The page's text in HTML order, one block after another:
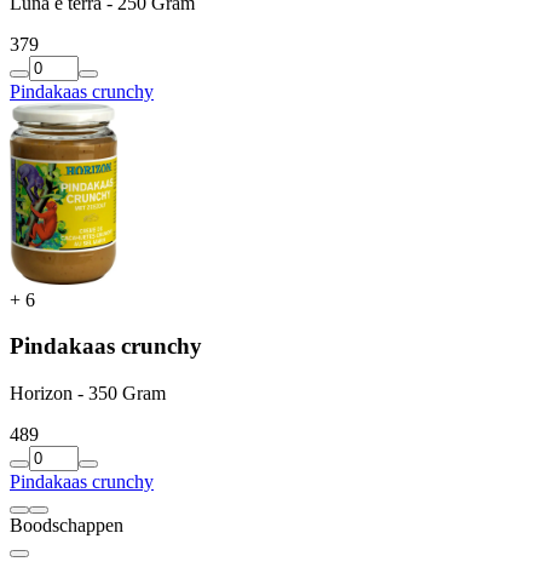
379
Pindakaas crunchy
+ 6
Pindakaas crunchy
Horizon - 350 Gram
489
Pindakaas crunchy
Boodschappen